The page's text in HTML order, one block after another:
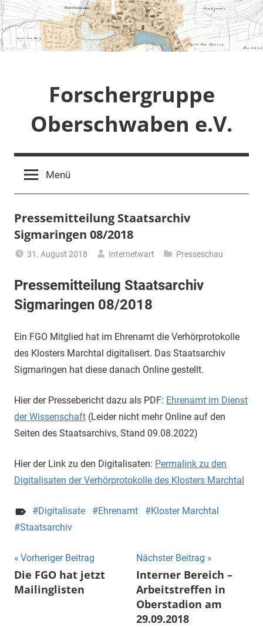
Zum
Inhalt
springen
Forschergruppe
Oberschwaben e.V.
Menü
Pressemitteilung Staatsarchiv
Sigmaringen 08/2018
31. August 2018 Internetwart Presseschau
Pressemitteilung Staatsarchiv
Sigmaringen 08/2018
Ein FGO Mitglied hat im Ehrenamt die Verhörprotokolle
des Klosters Marchtal digitalisert. Das Staatsarchiv
Sigmaringen hat diese danach Online gestellt.
Hier der Pressebericht dazu als PDF: Ehrenamt im Dienst
der Wissenschaft (Leider nicht mehr Online auf den
Seiten des Staatsarchivs, Stand 09.08.2022)
Hier der Link zu den Digitalisaten: Permalink zu den
Digitalisaten der Verhörprotokolle des Klosters Marchtal
Digitalisate Ehrenamt
Kloster Marchtal
Staatsarchiv
Beitragsnavigation
Vorheriger Beitrag
Die FGO hat jetzt
Mailinglisten
Nächster Beitrag
Interner Bereich –
Arbeitstreffen in
Oberstadion am
29.09.2018